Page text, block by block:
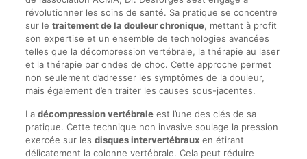
révolutionner les soins de santé. Sa pratique se concentre
sur le traitement de la douleur chronique, mettant à profit
son expertise et un ensemble de technologies avancées
telles que la décompression vertébrale, la thérapie au laser
et la thérapie par ondes de choc. Cette approche permet
non seulement d’adresser les symptômes de la douleur,
mais également d’en traiter les causes sous-jacentes.
La décompression vertébraleest l’une des clés de sa
pratique. Cette technique non invasive soulage la pression
exercée sur les disques intervertébrauxen étirant
délicatement la colonne vertébrale. Cela peut réduire